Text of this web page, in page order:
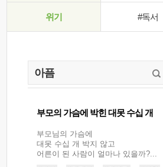
위기 #독서
부모의 가슴에 박힌 대못 수십 개
부모님의 가슴에
대못 수십 개 박지 않고
어른이 된 사람이 얼마나 있을까?...